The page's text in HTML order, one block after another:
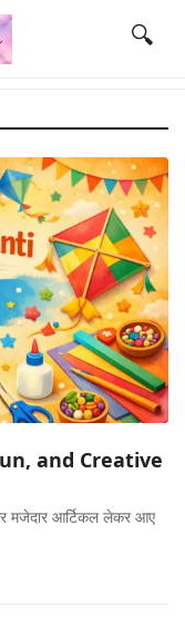
🔍
and Creative
मजेदार आर्टिकल लेकर आए